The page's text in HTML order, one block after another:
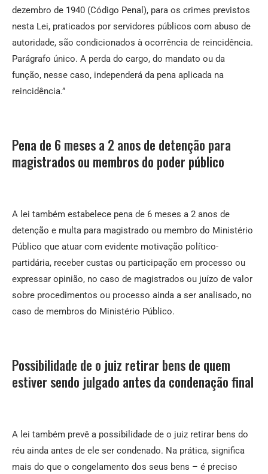
dezembro de 1940 (Código Penal), para os crimes previstos
nesta Lei, praticados por servidores públicos com abuso de
autoridade, são condicionados à ocorrência de reincidência.
Parágrafo único. A perda do cargo, do mandato ou da
função, nesse caso, independerá da pena aplicada na
reincidência.”
Pena de 6 meses a 2 anos de detenção para
magistrados ou membros do poder público
A lei também estabelece pena de 6 meses a 2 anos de
detenção e multa para magistrado ou membro do Ministério
Público que atuar com evidente motivação político-
partidária, receber custas ou participação em processo ou
expressar opinião, no caso de magistrados ou juízo de valor
sobre procedimentos ou processo ainda a ser analisado, no
caso de membros do Ministério Público.
Possibilidade de o juiz retirar bens de quem
estiver sendo julgado antes da condenação final
A lei também prevê a possibilidade de o juiz retirar bens do
réu ainda antes de ele ser condenado. Na prática, significa
mais do que o congelamento dos seus bens – é preciso